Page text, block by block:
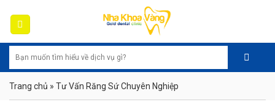
content
Trang chủ » Tư Vấn Răng Sứ Chuyên Nghiệp